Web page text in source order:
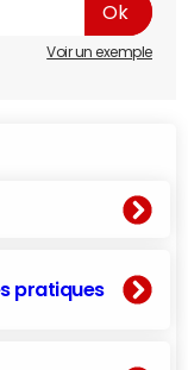
Voir un exemple
pratiques